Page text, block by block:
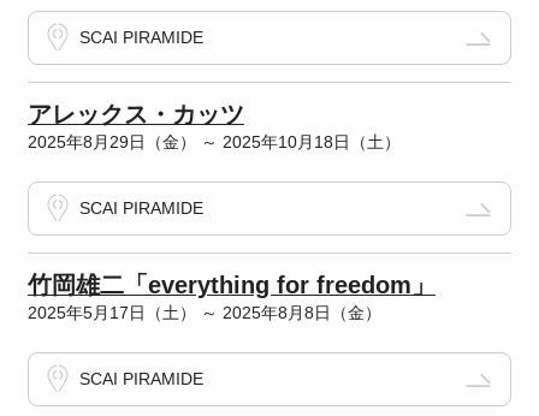
SCAI PIRAMIDE
アレックス・カッツ
2025年8月29日（金） ～ 2025年10月18日（土）
SCAI PIRAMIDE
竹岡雄二「everything for freedom」
2025年5月17日（土） ～ 2025年8月8日（金）
SCAI PIRAMIDE